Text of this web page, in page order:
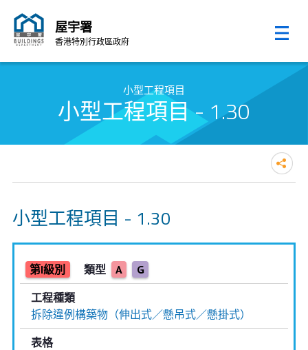
屋宇署
香港特別行政區政府
小型工程項目
小型工程項目 - 1.30
小型工程項目 - 1.30
第I級別 類型 A G
工程種類
拆除違例構築物（伸出式／懸吊式／懸掛式）
表格